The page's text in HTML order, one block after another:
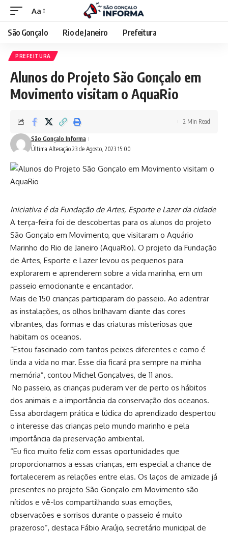
Aa
São Gonçalo Rio de Janeiro Prefeitura
PREFEITURA
Alunos do Projeto São Gonçalo em
Movimento visitam o AquaRio
Última Alteração 23 de Agosto, 2023 15:00
São Gonçalo Informa
2 Min Read
Iniciativa é da Fundação de Artes, Esporte e Lazer da cidade
A terça-feira foi de descobertas para os alunos do projeto
São Gonçalo em Movimento, que visitaram o Aquário
Marinho do Rio de Janeiro (AquaRio). O projeto da Fundação
de Artes, Esporte e Lazer levou os pequenos para
explorarem e aprenderem sobre a vida marinha, em um
passeio emocionante e encantador.
Mais de 150 crianças participaram do passeio. Ao adentrar
as instalações, os olhos brilhavam diante das cores
vibrantes, das formas e das criaturas misteriosas que
habitam os oceanos.
“Estou fascinado com tantos peixes diferentes e como é
linda a vida no mar. Esse dia ficará pra sempre na minha
memória”, contou Michel Gonçalves, de 11 anos.
No passeio, as crianças puderam ver de perto os hábitos
dos animais e a importância da conservação dos oceanos.
Essa abordagem prática e lúdica do aprendizado despertou
o interesse das crianças pelo mundo marinho e pela
importância da preservação ambiental.
“Eu fico muito feliz com essas oportunidades que
proporcionamos a essas crianças, em especial a chance de
fortalecerem as relações entre elas. Os laços de amizade já
presentes no projeto São Gonçalo em Movimento são
nítidos e vê-los compartilhando suas emoções,
observações e sorrisos durante o passeio é muito
prazeroso”, destaca Fábio Araújo, secretário municipal de